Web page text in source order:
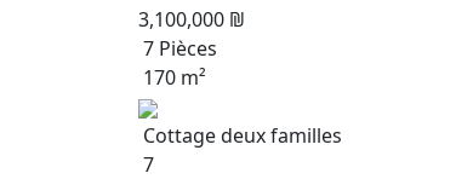
3,100,000 ₪
7 Pièces
170 m²
Cottage deux familles
7